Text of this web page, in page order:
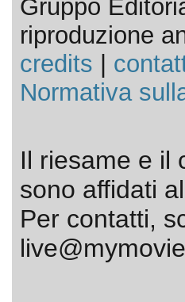
Gruppo
riproduzione
credits
Normativa
Il riesame e il
sono affidati
Per contatti,